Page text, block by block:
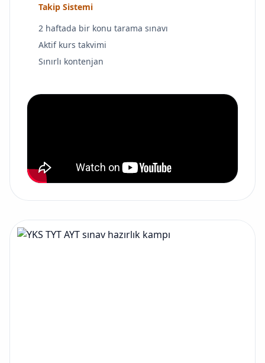
Takip Sistemi
2 haftada bir konu tarama sınavı
Aktif kurs takvimi
Sınırlı kontenjan